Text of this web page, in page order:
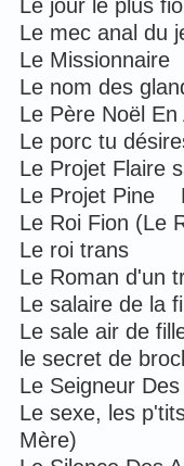
Le jour le plus
Le mec anal
Le
Le nom des
Le Père Noël
Le porc tu
Le Projet Flaire
Le Projet Pine
Le Roi Fion
Le roi trans
Le Roman d'un
Le salaire de la
Le sale air de
le secret de
Le Seigneur
Le sexe, les
Mère)